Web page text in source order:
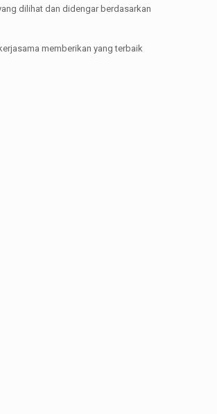
dilihat dan didengar berdasarkan
memberikan yang terbaik